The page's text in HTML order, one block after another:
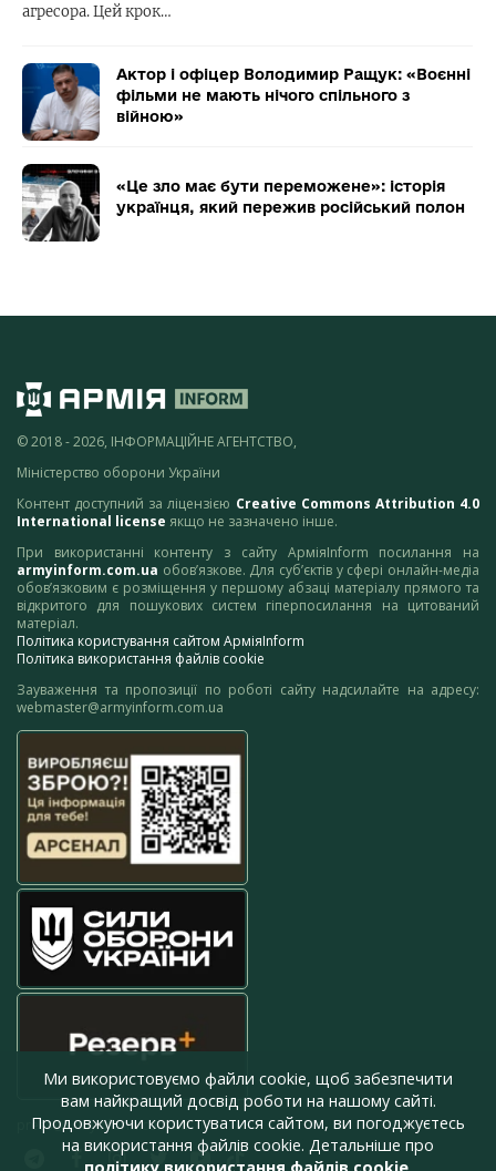
агресора. Цей крок…
Актор і офіцер Володимир Ращук: «Воєнні
фільми не мають нічого спільного з
війною»
«Це зло має бути переможене»: історія
українця, який пережив російський полон
© 2018 - 2026, ІНФОРМАЦІЙНЕ АГЕНТСТВО,
Міністерство оборони України
Контент доступний за ліцензією Creative Commons Attribution 4.0
International license якщо не зазначено інше.
При використанні контенту з сайту АрміяInform посилання на
armyinform.com.ua обов’язкове. Для суб’єктів у сфері онлайн-медіа
обов’язковим є розміщення у першому абзаці матеріалу прямого та
відкритого для пошукових систем гіперпосилання на цитований
матеріал.
Політика користування сайтом АрміяInform
Політика використання файлів cookie
Зауваження та пропозиції по роботі сайту надсилайте на адресу:
webmaster@armyinform.com.ua
press@armyinform.com.ua
Ми використовуємо файли cookie, щоб забезпечити
вам найкращий досвід роботи на нашому сайті.
Продовжуючи користуватися сайтом, ви погоджуєтесь
на використання файлів cookie. Детальніше про